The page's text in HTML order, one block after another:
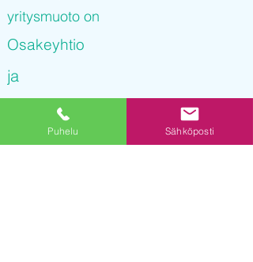
yritysmuoto on
Osakeyhtio
ja
CBOL Oy
on rekisteröity kaupparekisteriin
Puhelu Sähköposti